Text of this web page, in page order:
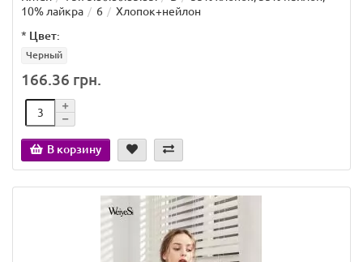
10% лайкра
6
Хлопок+нейлон
* Цвет:
Черный
166.36 грн.
В корзину